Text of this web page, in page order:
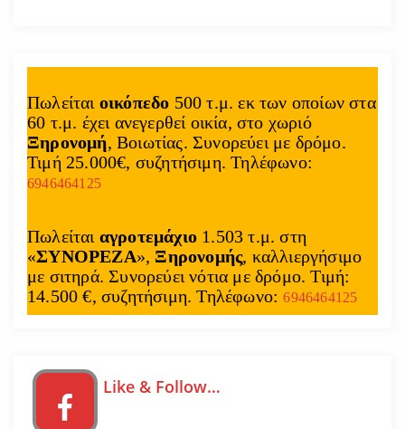
Πωλείται οικόπεδο 500 τ.μ. εκ των οποίων στα
60 τ.μ. έχει ανεγερθεί οικία, στο χωριό
Ξηρονομή, Βοιωτίας. Συνορεύει με δρόμο.
Τιμή 25.000€, συζητήσιμη. Τηλέφωνο:
6946464125
Πωλείται αγροτεμάχιο 1.503 τ.μ. στη
«ΣΥΝΟΡΕΖΑ», Ξηρονομής, καλλιεργήσιμο
με σιτηρά. Συνορεύει νότια με δρόμο. Τιμή:
14.500 €, συζητήσιμη. Τηλέφωνο:6946464125
Like & Follow…